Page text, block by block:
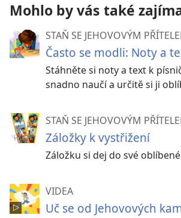
Mohlo by vás také
STAŇ SE JEHOVOVÝM
Často se modli: Noty a
Stáhněte si noty a text k
snadno naučí a určitě si ji
STAŇ SE JEHOVOVÝM
Záložky k vystřižení
Záložku si dej do své
VIDEA
Uč se od Jehovových